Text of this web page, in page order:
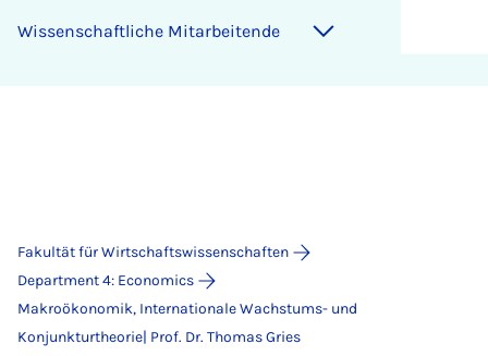
Wis­sen­schaft­li­che Mit­a­r­bei­ten­de
Fakultät für Wirtschaftswissenschaften
Department 4: Economics
Makroökonomik, Internationale Wachstums- und
Konjunkturtheorie| Prof. Dr. Thomas Gries